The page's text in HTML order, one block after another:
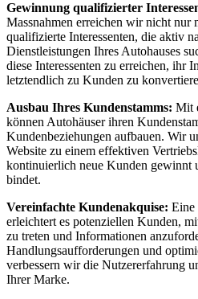
Gewinnung qualifizierter
Massnahmen erreichen wir nicht nur
qualifizierte Interessenten, die aktiv
Dienstleistungen Ihres Autohauses
diese Interessenten zu erreichen, ihr
letztendlich zu Kunden zu
Ausbau Ihres Kundenstamms: Mit
können Autohäuser ihren
Kundenbeziehungen aufbauen. Wir
Website zu einem effektiven
kontinuierlich neue Kunden gewinnt
bindet.
Vereinfachte Kundenakquise: Eine
erleichtert es potenziellen Kunden,
zu treten und Informationen
Handlungsaufforderungen und
verbessern wir die Nutzererfahrung
Ihrer Marke.